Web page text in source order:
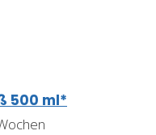
500 ml*